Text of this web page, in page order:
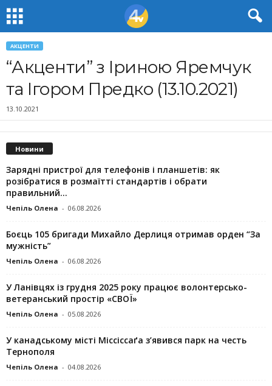
АКЦЕНТИ
“Акценти” з Іриною Яремчук
та Ігором Предко (13.10.2021)
13.10.2021
Новини
Зарядні пристрої для телефонів і планшетів: як
розібратися в розмаїтті стандартів і обрати
правильний...
Чепіль Олена - 06.08.2026
Боєць 105 бригади Михайло Дерлиця отримав орден “За
мужність”
Чепіль Олена - 06.08.2026
У Ланівцях із грудня 2025 року працює волонтерсько-
ветеранський простір «СВОЇ»
Чепіль Олена - 05.08.2026
У канадському місті Міссіссаґа з’явився парк на честь
Тернополя
Чепіль Олена - 04.08.2026